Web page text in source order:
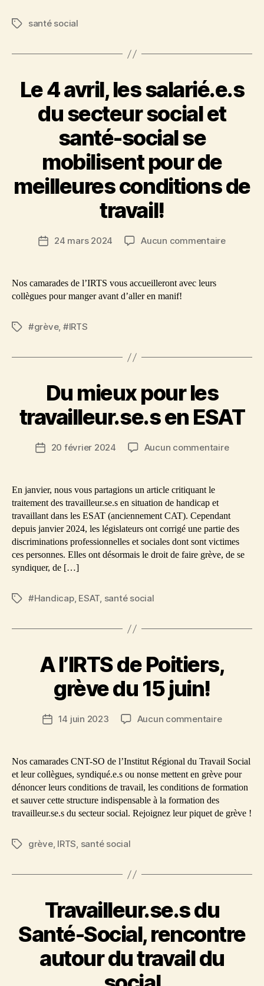
Étiquettes
santé social
Le 4 avril, les salarié.e.s
du secteur social et
santé-social se
mobilisent pour de
meilleures conditions de
travail!
Date24 mars 2024 Aucun commentairesur
et
pour
Nos camarades de l’IRTS vous accueilleront avec leurs
collègues pour manger avant d’aller en manif!
Étiquettes
#grève, #IRTS
Du mieux pour les
travailleur.se.s en ESAT
Date20 février 2024 Aucun commentairesur
en
ESAT
En janvier, nous vous partagions un article critiquant le
traitement des travailleur.se.s en situation de handicap et
travaillant dans les ESAT (anciennement CAT). Cependant
depuis janvier 2024, les législateurs ont corrigé une partie des
discriminations professionnelles et sociales dont sont victimes
ces personnes. Elles ont désormais le droit de faire grève, de se
syndiquer, de […]
Étiquettes
#Handicap, ESAT, santé social
A l’IRTS de Poitiers,
grève du 15 juin!
Date14 juin 2023 Aucun commentairesur
de
Poitiers,
grève
15
Nos camarades CNT-SO de l’Institut Régional du Travail Social
et leur collègues, syndiqué.e.s ou nonse mettent en grève pour
dénoncer leurs conditions de travail, les conditions de formation
et sauver cette structure indispensable à la formation des
travailleur.se.s du secteur social. Rejoignez leur piquet de grève !
Étiquettes
grève, IRTS, santé social
Travailleur.se.s du
Santé-Social, rencontre
autour du travail du